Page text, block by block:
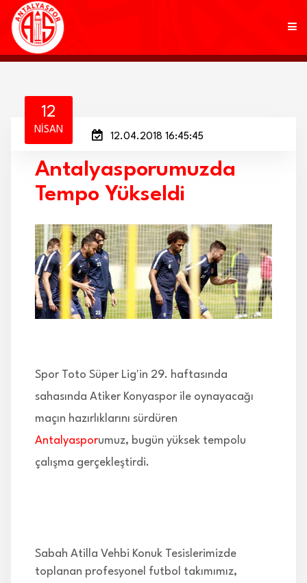
KULÜP
AKADEMİ
MARKALAR
TARAFTAR
BRANŞLAR
HABERLER
12
NISAN
12.04.2018 16:45:45
Antalyasporumuzda
Tempo Yükseldi
Spor Toto Süper Lig'in 29. haftasında
sahasında Atiker Konyaspor ile oynayacağı
maçın hazırlıklarını sürdüren
Antalyasporumuz, bugün yüksek tempolu
çalışma gerçekleştirdi.
Sabah Atilla Vehbi Konuk Tesislerimizde
toplanan profesyonel futbol takımımız,